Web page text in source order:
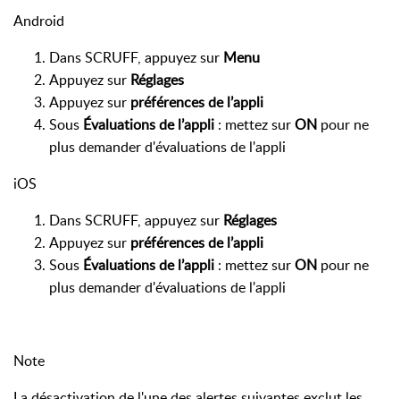
Android
Dans SCRUFF, appuyez sur Menu
Appuyez sur Réglages
Appuyez sur préférences de l’appli
Sous Évaluations de l’appli : mettez surON pour ne
plus demander d'évaluations de l'appli
iOS
Dans SCRUFF, appuyez sur Réglages
Appuyez sur préférences de l’appli
Sous Évaluations de l’appli : mettez surON pour ne
plus demander d'évaluations de l'appli
Note